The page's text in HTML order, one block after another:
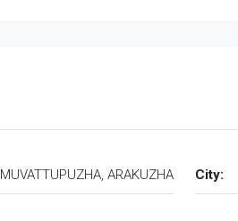
MUVATTUPUZHA, ARAKUZHA City: